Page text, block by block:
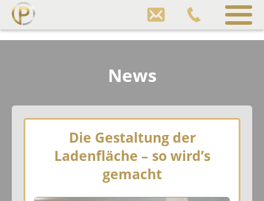
Pfund
Gewerbeimmobilien
News
Die Gestaltung der
Ladenfläche – so wird’s
gemacht